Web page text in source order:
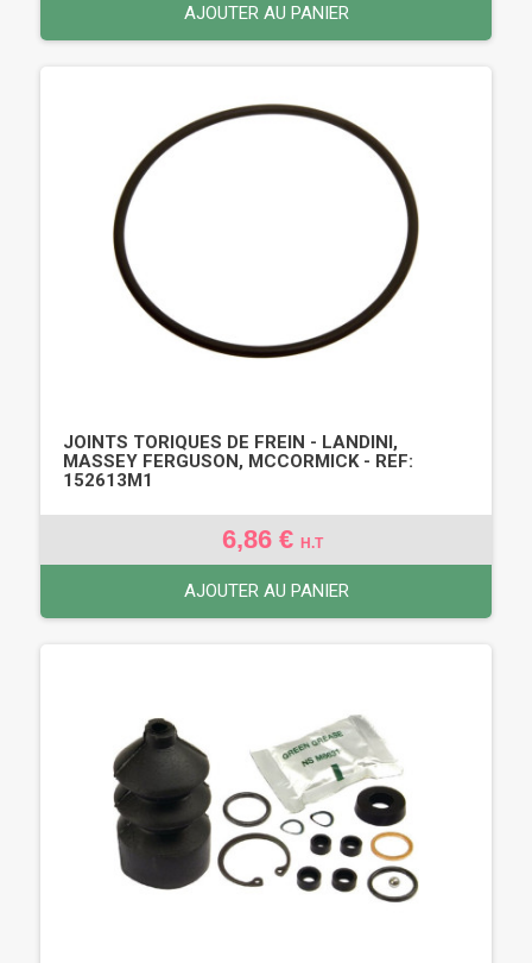
AJOUTER AU PANIER
JOINTS TORIQUES DE FREIN - LANDINI,
MASSEY FERGUSON, MCCORMICK - REF:
152613M1
6,86 € H.T
AJOUTER AU PANIER